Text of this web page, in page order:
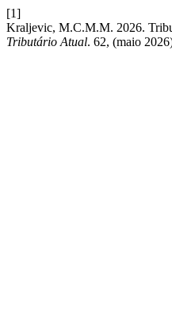
[1]
Kraljevic, M.C.M.M. 2026.
Tributário Atual. 62, (maio